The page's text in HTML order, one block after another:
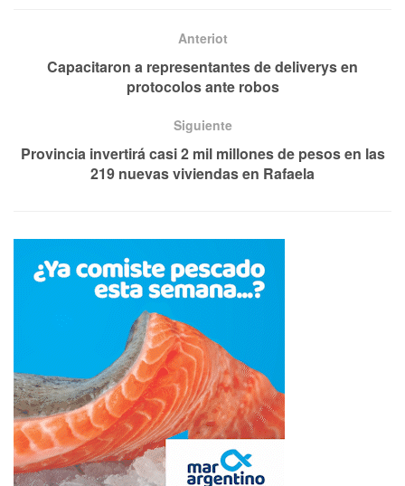
Anteriot
Capacitaron a representantes de deliverys en
protocolos ante robos
Siguiente
Provincia invertirá casi 2 mil millones de pesos en las
219 nuevas viviendas en Rafaela